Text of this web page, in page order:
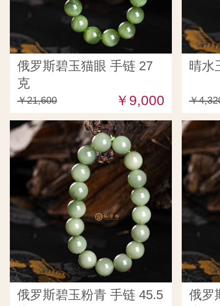
俄罗斯碧玉猫眼 手链 27
克
￥21,600 ￥9,000
晴水
￥
俄罗斯碧玉粉青 手链 45.5
俄罗